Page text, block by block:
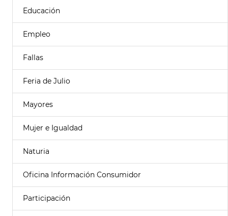
Educación
Empleo
Fallas
Feria de Julio
Mayores
Mujer e Igualdad
Naturia
Oficina Información Consumidor
Participación